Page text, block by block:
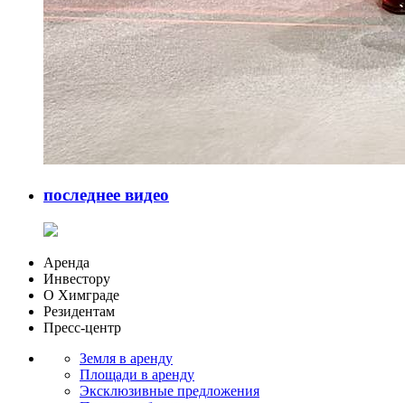
последнее видео
Аренда
Инвестору
О Химграде
Резидентам
Пресс-центр
Земля в аренду
Площади в аренду
Эксклюзивные предложения